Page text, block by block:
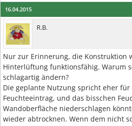
16.04.2015
R.B.
Nur zur Erinnerung, die Konstruktion
Hinterlüftung funktionsfähig. Warum
schlagartig ändern?
Die geplante Nutzung spricht eher
Feuchteeintrag, und das bisschen
Wandoberfläche niederschlagen
wieder abtrocknen. Wenn dem nicht